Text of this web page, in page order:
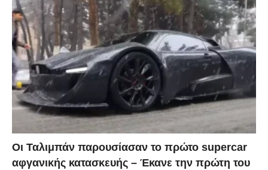
Οι Ταλιμπάν παρουσίασαν το πρώτο supercar
αφγανικής κατασκευής – Έκανε την πρώτη του